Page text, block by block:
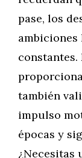
pase, los
ambiciones
constantes.
también
impulso
épocas y
¿Necesitas